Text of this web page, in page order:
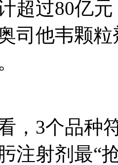
超过80亿
司他韦颗
，3个品种
注射剂最“